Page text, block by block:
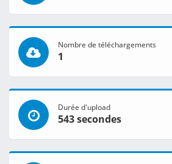
Nombre de téléchargements
1
Durée d'upload
543 secondes